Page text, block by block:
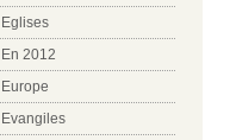
Eglises
En 2012
Europe
Evangiles